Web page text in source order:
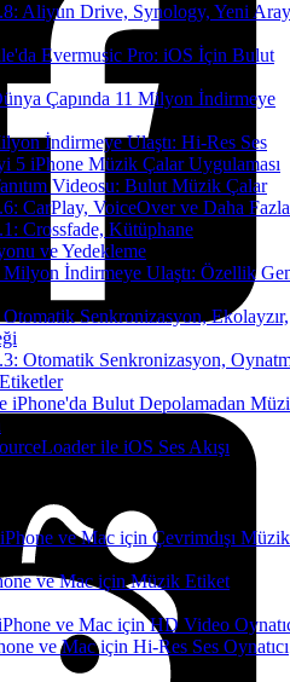
Aliyun Drive, Synology, Yeni
Evermusic Pro: iOS İçin Bulut
Çapında 11 Milyon İndirmeye
İndirmeye Ulaştı: Hi-Res Ses
5 iPhone Müzik Çalar Uygulaması
Videosu: Bulut Müzik Çalar
CarPlay, VoiceOver ve Daha
Crossfade, Kütüphane
ve Yedekleme
İndirmeye Ulaştı: Özellik
Senkronizasyon, Ekolayzır,
Otomatik Senkronizasyon,
iPhone'da Bulut Depolamadan
ile iOS Ses Akışı
ve Mac için Çevrimdışı Müzik
ve Mac için Müzik Etiket
ve Mac için HD Video
ve Mac için Hi-Res Ses Oynatıcı